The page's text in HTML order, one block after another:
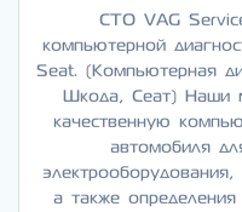
СТО VAG
компьютерной
Seat. (Компьютерная
Шкода, Сеат) Наши
качественную
автомобиля
а также